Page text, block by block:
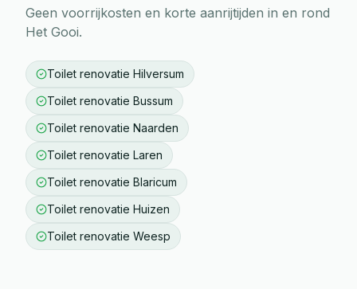
Geen voorrijkosten en korte aanrijtijden in en rond
Het Gooi.
Toilet renovatie Hilversum
Toilet renovatie Bussum
Toilet renovatie Naarden
Toilet renovatie Laren
Toilet renovatie Blaricum
Toilet renovatie Huizen
Toilet renovatie Weesp